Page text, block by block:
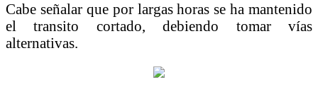
Cabe señalar que por largas horas se ha mantenido
el transito cortado, debiendo tomar vías
alternativas.